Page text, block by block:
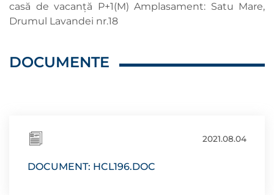
casă de vacanţă P+1(M) Amplasament: Satu Mare,
Drumul Lavandei nr.18
DOCUMENTE
2021.08.04
DOCUMENT: HCL196.DOC